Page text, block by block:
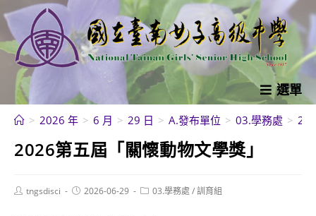
跳
轉
至
內
選單
> 2026 年 > 6 月 > 29 日 > A.發布單位 > 03.學務處 >
2026第五屆「關懷動物文學獎」
Posttngsdisci
Post2026-06-29
Post03.學務處 /訓育組